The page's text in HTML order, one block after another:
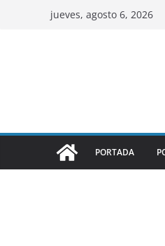
jueves, agosto 6, 2026
PORTADA